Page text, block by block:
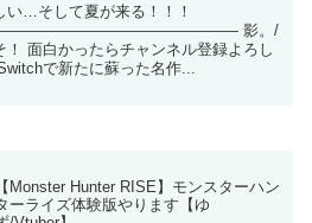
い…そして夏が来る！！！
影。/
面白かったらチャンネル登録よろし
で新たに蘇った名作...
【Monster Hunter RISE】モンスターハン
ーライズ体験版やります【ゆ